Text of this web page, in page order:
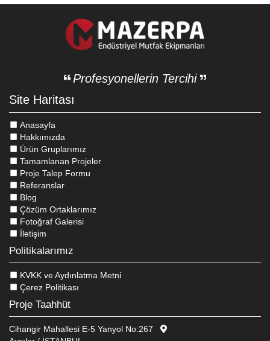
Profesyonellerin Tercihi
Site Haritası
Anasayfa
Hakkımızda
Ürün Gruplarımız
Tamamlanan Projeler
Proje Talep Formu
Referanslar
Blog
Çözüm Ortaklarımız
Fotoğraf Galerisi
İletişim
Politikalarımız
KVKK ve Aydınlatma Metni
Çerez Politikası
Proje Taahhüt
Cihangir Mahallesi E-5 Yanyol No:267